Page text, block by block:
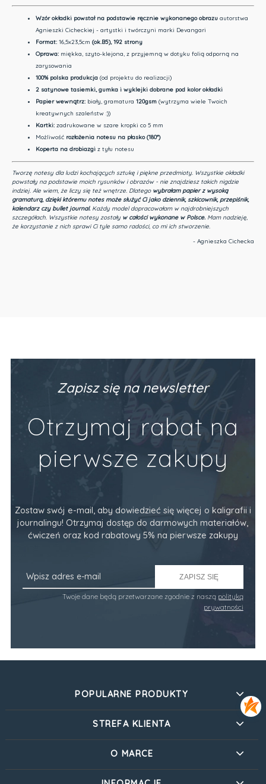
Wzór okładki powstał na podstawie ręcznie wykonanego obrazu autorstwa
Agnieszki Cicheckiej - artystki i twórczyni marki Devangari
Format:16,5x23,5cm (ok.B5), 192 strony
Oprawa:miękka, szyto-klejona, z przyjemną w dotyku folią odporną na
zarysowania
100% polska produkcja(od projektu do realizacji)
2 satynowe tasiemki, gumka i wyklejki dobrane pod kolor okładki
Papier wewnątrz: biały, gramatura 120gsm (wytrzyma wiele Twoich
kreatywnych szaleństw :))
Kartki:zadrukowane w szare kropki co 5 mm
Możliwość rozłożenia notesu na płasko (180°)
Koperta na drobiazgiz tyłu notesu
Tworzę notesy dla ludzi kochających sztukę i piękne przedmioty. Wszystkie okładki
powstały na podstawie moich rysunków i obrazów - nie znajdziesz takich nigdzie
indziej. Ale wiem, że liczy się też wnętrze. Dlatego wybrałam papier z wysoką
gramaturą, dzięki któremu notes może służyć Ci jako dziennik, szkicownik, przepiśnik,
kalendarz czy bullet journal. Każdy model dopracowałam w najdrobniejszych
szczegółach. Wszystkie notesy zostały w całości wykonane w Polsce.Mam nadzieję,
że korzystanie z nich sprawi Ci tyle samo radości, co mi ich stworzenie.
- Agnieszka Cichecka
Zapisz się na newsletter
Otrzymaj rabat na
pierwsze zakupy
Zostaw swój e-mail, aby dowiedzieć się więcej o kaligrafii i
journalingu! Otrzymaj dostęp do darmowych materiałów,
ćwiczeń oraz kod rabatowy 5% na pierwsze zakupy
ZAPISZ SIĘ
Twoje dane będą przetwarzane zgodnie z naszą polityką
prywatności
POPULARNE PRODUKTY
STREFA KLIENTA
O MARCE